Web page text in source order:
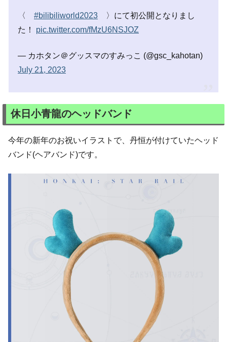
〈 #bilibiliworld2023 〉にて初公開となりまし
た！ pic.twitter.com/fMzU6NSJOZ
— カホタン＠グッスマのすみっこ (@gsc_kahotan)
July 21, 2023
休日小青龍のヘッドバンド
今年の新年のお祝いイラストで、丹恒が付けていたヘッド
バンド(ヘアバンド)です。